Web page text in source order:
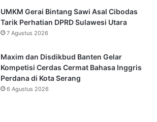
UMKM Gerai Bintang Sawi Asal Cibodas
Tarik Perhatian DPRD Sulawesi Utara
7 Agustus 2026
Maxim dan Disdikbud Banten Gelar
Kompetisi Cerdas Cermat Bahasa Inggris
Perdana di Kota Serang
6 Agustus 2026